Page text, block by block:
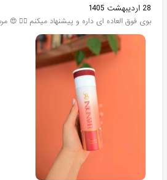
28 اردیبهشت 1405
بوی فوق العاده ای داره و‌ پیشنهاد میکنم 👌🏽 😍